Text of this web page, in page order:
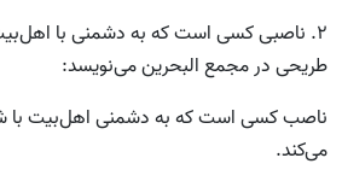
2.‌ ناصبی کسی است که به دشمنی با
طریحی در مجمع البحرین می‌نویسد:
ناصب کسی است که به دشمنی اهل‌بیت با
می‌کند.